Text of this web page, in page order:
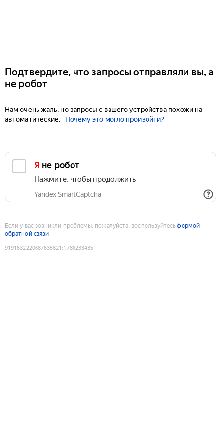
Подтвердите, что запросы отправляли вы, а
не робот
Нам очень жаль, но запросы с вашего устройства похожи на
автоматические.
Почему это могло произойти?
Я не робот
Нажмите, чтобы продолжить
Yandex SmartCaptcha
Если у вас возникли проблемы, пожалуйста, воспользуйтесьформой
обратной связи
9191632220687635821 :1786233435